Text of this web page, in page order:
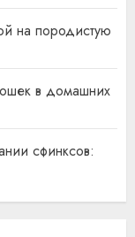
на породистую
в домашних
сфинксов: